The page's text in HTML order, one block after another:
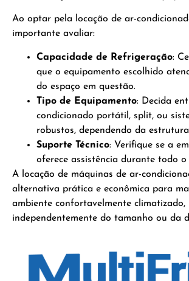
Ao optar pela locação de ar-
importante avaliar:
Capacidade de Refrigeração:
que o equipamento escolhido
do espaço em questão.
Tipo de Equipamento: Decida
condicionado portátil, split, ou
robustos, dependendo da
Suporte Técnico: Verifique se a
oferece assistência durante todo o
A locação de máquinas de ar-
alternativa prática e econômica para
ambiente confortavelmente climatizado,
independentemente do tamanho ou da